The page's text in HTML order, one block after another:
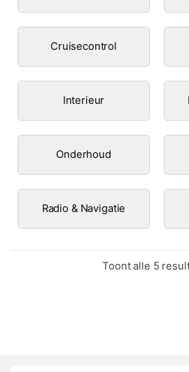
Cruisecontrol
Interieur
Onderhoud
Radio & Navigatie
Toont alle 5